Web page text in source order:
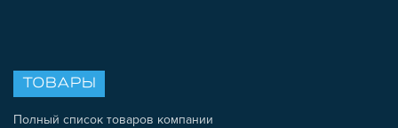
ТОВАРЫ
Полный список товаров компании